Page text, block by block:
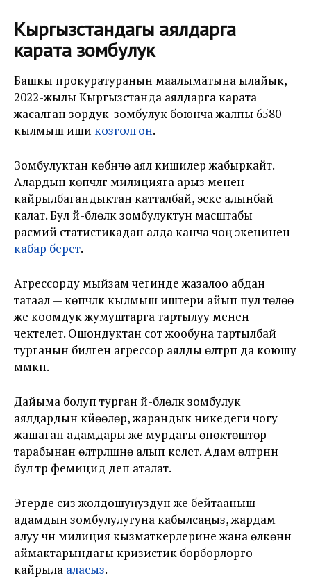
Кыргызстандагы аялдарга
карата зомбулук
Башкы прокуратуранын маалыматына ылайык,
2022-жылы Кыргызстанда аялдарга карата
жасалган зордук-зомбулук боюнча жалпы 6580
кылмыш иши козголгон.
Зомбулуктан көбүнчө аял кишилер жабыркайт.
Алардын көпчүлүгү милицияга арыз менен
кайрылбагандыктан катталбай, эске алынбай
калат. Бул үй-бүлөлүк зомбулуктун масштабы
расмий статистикадан алда канча чоң экенинен
кабар берет.
Агрессорду мыйзам чегинде жазалоо абдан
татаал — көпчүлүк кылмыш иштери айып пул төлөө
же коомдук жумуштарга тартылуу менен
чектелет. Ошондуктан сот жообуна тартылбай
турганын билген агрессор аялды өлтүрүп да коюшу
мүмкүн.
Дайыма болуп турган үй-бүлөлүк зомбулук
аялдардын күйөөлөрү, жарандык никедеги чогу
жашаган адамдары же мурдагы өнөктөштөрү
тарабынан өлтүрүлүшүнө алып келет. Адам өлтүрүүнүн
бул түрү фемицид деп аталат.
Эгерде сиз жолдошуңуздун же бейтааныш
адамдын зомбулулугуна кабылсаңыз, жардам
алуу үчүн милиция кызматкерлерине жана өлкөнүн
аймактарындагы кризистик борборлорго
кайрыла аласыз.